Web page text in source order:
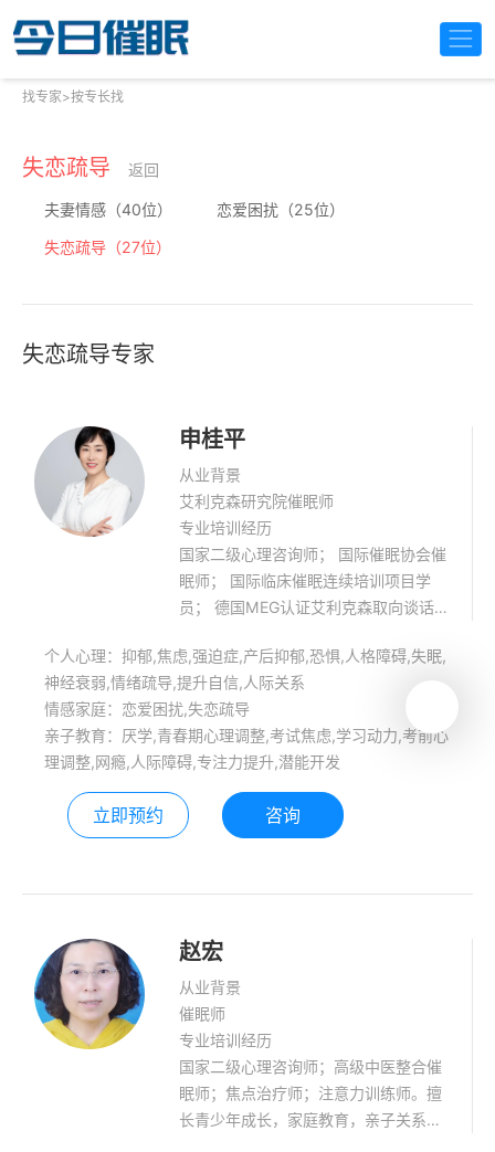
找专家>按专长找
失恋疏导 返回
夫妻情感（40位）
恋爱困扰（25位）
失恋疏导（27位）
失恋疏导专家
申桂平
从业背景
艾利克森研究院催眠师
专业培训经历
国家二级心理咨询师； 国际催眠协会催
眠师； 国际临床催眠连续培训项目学
员； 德国MEG认证艾利克森取向谈话
治疗师（注册号CEI-20-575）； 福建
省心理咨询师协会优秀心理咨询师； 厦
门心理咨询师协会优秀心理咨询师； 厦
门大学心理咨询与教育中心签约心理咨
询师； 咨询擅长领域： 改善焦虑情
绪、抑郁情绪、强迫情绪的困扰；改善
家庭和社会人际关系的困扰；成人青少
个人心理：抑郁,焦虑,强迫症,产后抑郁,恐惧,人格障碍,失眠,
神经衰弱,情绪疏导,提升自信,人际关系
情感家庭：恋爱困扰,失恋疏导
亲子教育：厌学,青春期心理调整,考试焦虑,学习动力,考前心
理调整,网瘾,人际障碍,专注力提升,潜能开发
立即预约 咨询
赵宏
从业背景
催眠师
专业培训经历
国家二级心理咨询师；高级中医整合催
眠师；焦点治疗师；注意力训练师。擅
长青少年成长，家庭教育，亲子关系，